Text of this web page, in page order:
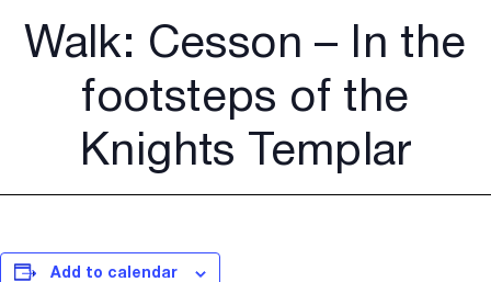
Walk: Cesson – In the
footsteps of the
Knights Templar
Add to calendar